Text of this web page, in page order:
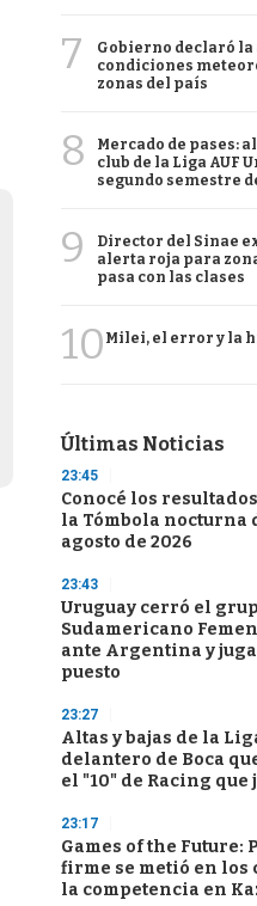
7
Gobierno declaró
condiciones
zonas del país
8
Mercado de pases:
club de la Liga AUF
segundo semestre
9
Director del Sinae
alerta roja para
pasa con las clases
10 Milei, el error y la
Últimas Noticias
23:45
Conocé los
la Tómbola nocturna
agosto de 2026
23:43
Uruguay cerró el
Sudamericano
ante Argentina y
puesto
23:27
Altas y bajas de la
delantero de Boca
el "10" de Racing
23:17
Games of the Future:
firme se metió en los
la competencia en